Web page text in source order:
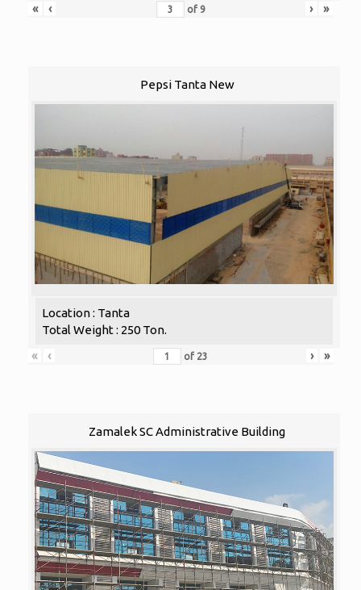
« ‹ of 9 › »
Pepsi Tanta New
Location : Tanta
Total Weight : 250 Ton.
«
‹ of 23 › »
Zamalek SC Administrative Building